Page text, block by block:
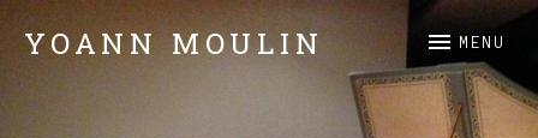
YOANN MOULIN MENU